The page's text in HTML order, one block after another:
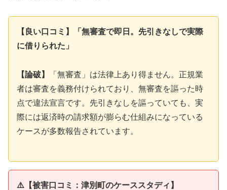
【良い口コミ】「無審査で即日。先引きなしで実際
に借りられた」
【論破】
「無審査」は法律上あり得ません。正規業
者は審査を義務付けられており、無審査を謳った時
点で違法宣言です。先引きなしを謳っていても、実
際には返済時の請求額が膨らむ仕組みになっている
ケースが多数報告されています。
⚠️【被害口コミ：津別町のケーススタディ】